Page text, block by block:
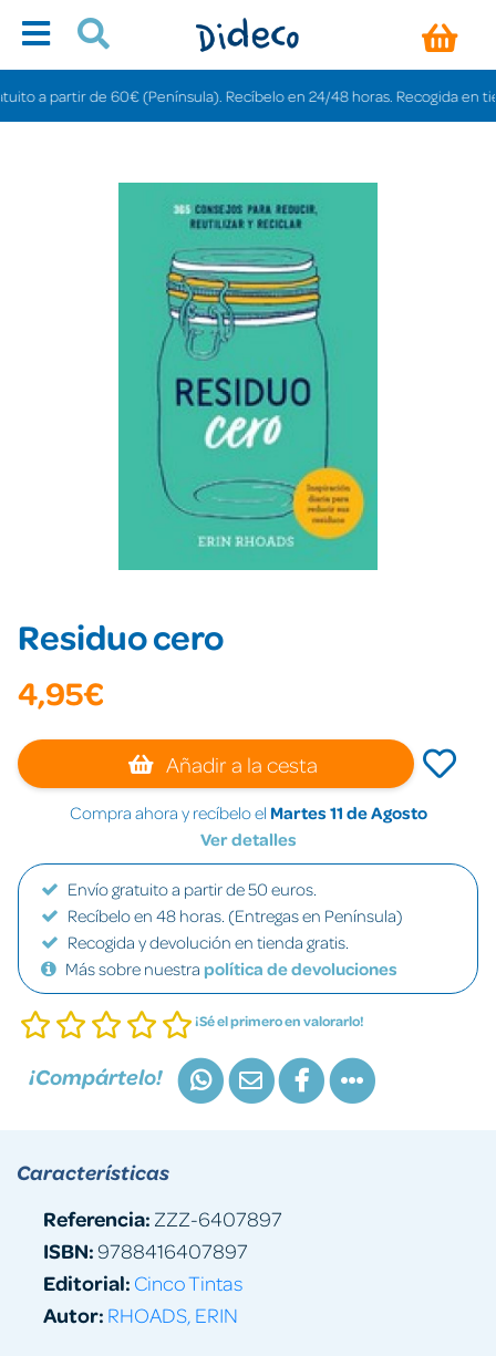
partir de 60€ (Península). Recíbelo en 24/48 horas. Recogida en
Residuo cero
4,95€
Añadir a la cesta
Compra ahora y recíbelo el Martes 11 de Agosto
Ver detalles
Envío gratuito a partir de 50 euros.
Recíbelo en 48 horas. (Entregas en Península)
Recogida y devolución en tienda gratis.
Más sobre nuestra política de devoluciones
¡Sé el primero en valorarlo!
¡Compártelo!
Características
Referencia: ZZZ-6407897
ISBN:9788416407897
Editorial: Cinco Tintas
Autor: RHOADS, ERIN